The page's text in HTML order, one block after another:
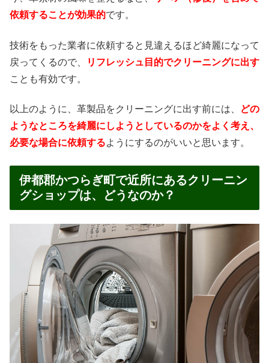
依頼することが効果的です。
技術をもった業者に依頼すると見違えるほど綺麗になって
戻ってくるので、
リフレッシュ目的でクリーニングに出す
ことも有効です。
以上のように、革製品をクリーニングに出す前には、
どの
ようなところを綺麗にしようとしているのかをよく考え、
必要な場合に依頼するようにするのがいいと思います。
伊都郡かつらぎ町で近所にあるクリーニン
グショップは、どうなのか？